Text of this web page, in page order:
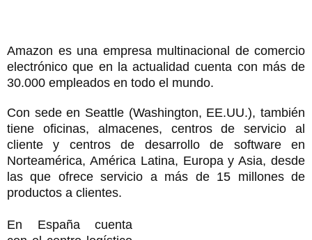
Amazon es una empresa multinacional de comercio
electrónico que en la actualidad cuenta con más de
30.000 empleados en todo el mundo.
Con sede en Seattle (Washington, EE.UU.), también
tiene oficinas, almacenes, centros de servicio al
cliente y centros de desarrollo de software en
Norteamérica, América Latina, Europa y Asia, desde
las que ofrece servicio a más de 15 millones de
productos a clientes.
En España cuenta